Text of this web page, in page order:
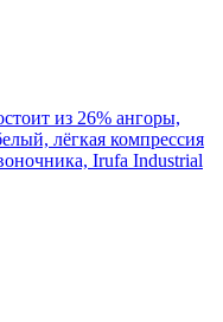
из 26% ангоры,
лёгкая компрессия
Irufa Industrial